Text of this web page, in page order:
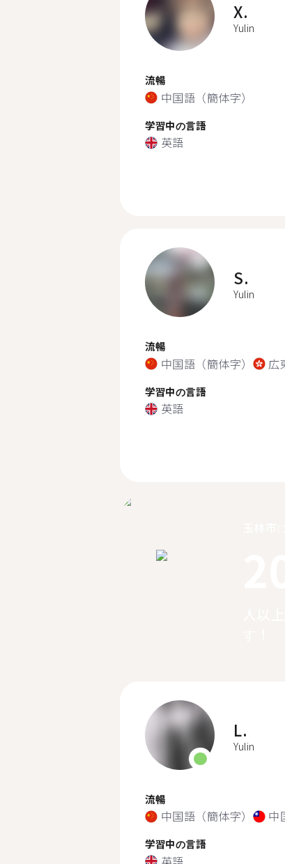
X.
Yulin
流暢
中国語（簡体字）
学習中の言語
英語
S.
Yulin
流暢
中国語（簡体字） 広
学習中の言語
英語
L.
Yulin
流暢
中国語（簡体字） 中
学習中の言語